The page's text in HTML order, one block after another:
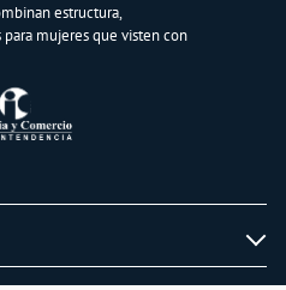
estructura,
mujeres que visten con